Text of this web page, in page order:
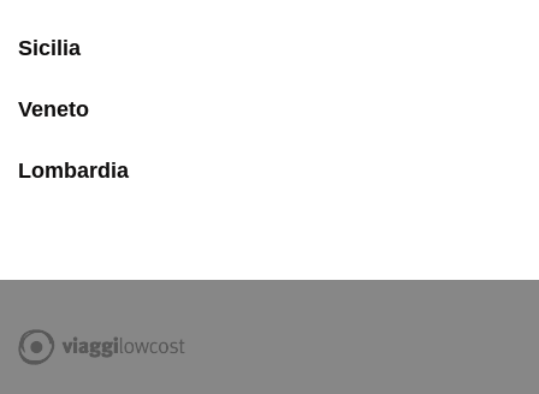
Sicilia
Veneto
Lombardia